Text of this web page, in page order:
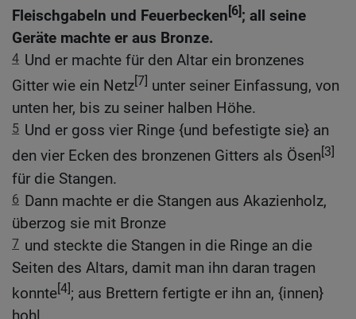
Fleischgabeln und Feuerbecken [6]; all seine
Geräte machte er aus Bronze.
4 Und er machte für den Altar ein bronzenes
Gitter wie ein Netz[7] unter seiner Einfassung, von
unten her, bis zu seiner halben Höhe.
5 Und er goss vier Ringe {und befestigte sie} an
den vier Ecken des bronzenen Gitters als Ösen[3]
für die Stangen.
6 Dann machte er die Stangen aus Akazienholz,
überzog sie mit Bronze
7 und steckte die Stangen in die Ringe an die
Seiten des Altars, damit man ihn daran tragen
konnte[4]; aus Brettern fertigte er ihn an, {innen}